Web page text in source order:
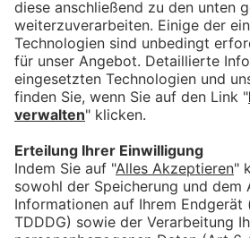
Web.: https://
me.de/Home
ALLE ANGEBOTE DES